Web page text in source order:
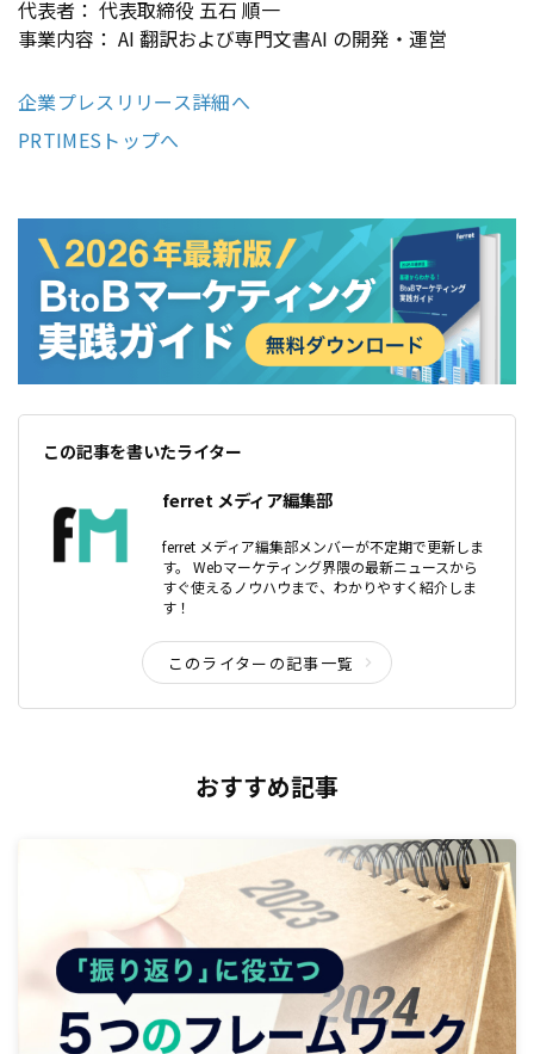
代表者： 代表取締役 五石 順一
事業内容： AI 翻訳および専門文書AI の開発・運営
企業プレスリリース詳細へ
PRTIMESトップへ
この記事を書いたライター
ferret メディア編集部
ferret メディア編集部メンバーが不定期で更新しま
す。 Webマーケティング界隈の最新ニュースから
すぐ使えるノウハウまで、わかりやすく紹介しま
す！
このライターの記事一覧
おすすめ記事